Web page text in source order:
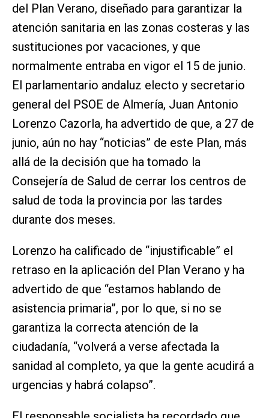
del Plan Verano, diseñado para garantizar la
atención sanitaria en las zonas costeras y las
sustituciones por vacaciones, y que
normalmente entraba en vigor el 15 de junio.
El parlamentario andaluz electo y secretario
general del PSOE de Almería, Juan Antonio
Lorenzo Cazorla, ha advertido de que, a 27 de
junio, aún no hay “noticias” de este Plan, más
allá de la decisión que ha tomado la
Consejería de Salud de cerrar los centros de
salud de toda la provincia por las tardes
durante dos meses.
Lorenzo ha calificado de “injustificable” el
retraso en la aplicación del Plan Verano y ha
advertido de que “estamos hablando de
asistencia primaria”, por lo que, si no se
garantiza la correcta atención de la
ciudadanía, “volverá a verse afectada la
sanidad al completo, ya que la gente acudirá a
urgencias y habrá colapso”.